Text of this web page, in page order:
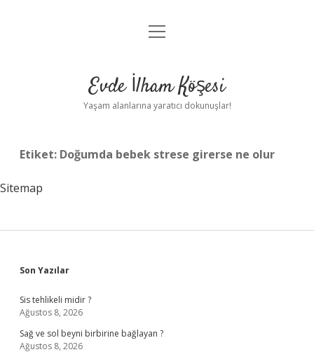
Anasayfa
Yasal Uyarı
menüyü
Evde İlham Köşesi
Yaşam alanlarına yaratıcı dokunuşlar!
Etiket: Doğumda bebek strese girerse ne olur
Sitemap
Sidebar
Son Yazılar
Sis tehlikeli midir ?
Ağustos 8, 2026
Sağ ve sol beyni birbirine bağlayan ?
Ağustos 8, 2026